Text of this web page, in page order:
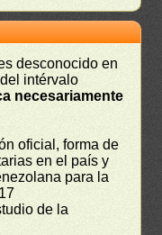
desconocido en
intérvalo
necesariamente
oficial, forma de
en el país y
para la
de la